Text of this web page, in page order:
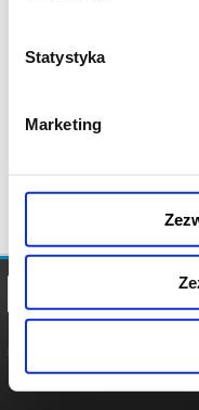
Statystyka
Marketing